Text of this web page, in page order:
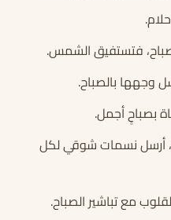
فتستفيق الشمس.
وجهها بالصباح.
بصباحٍ أجمل.
أرسل نسمات شوقي لكل
مع تباشير الصباح.